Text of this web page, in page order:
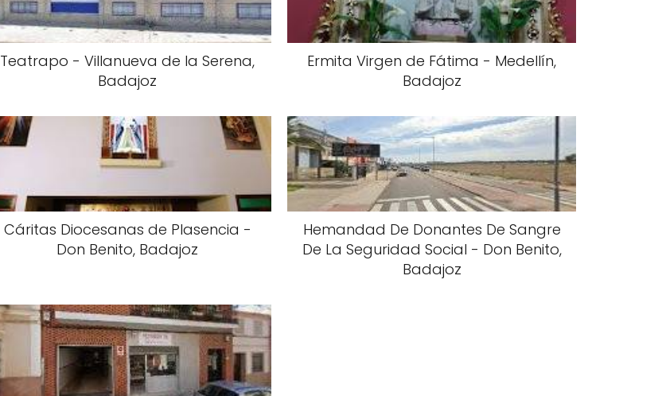
Teatrapo - Villanueva de la Serena,
Badajoz
Ermita Virgen de Fátima - Medellín,
Badajoz
Cáritas Diocesanas de Plasencia -
Don Benito, Badajoz
Hemandad De Donantes De Sangre
De La Seguridad Social - Don Benito,
Badajoz